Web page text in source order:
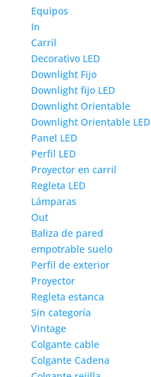
Equipos
In
Carril
Decorativo LED
Downlight Fijo
Downlight fijo LED
Downlight Orientable
Downlight Orientable LED
Panel LED
Perfil LED
Proyector en carril
Regleta LED
Lámparas
Out
Baliza de pared
empotrable suelo
Perfil de exterior
Proyector
Regleta estanca
Sin categoría
Vintage
Colgante cable
Colgante Cadena